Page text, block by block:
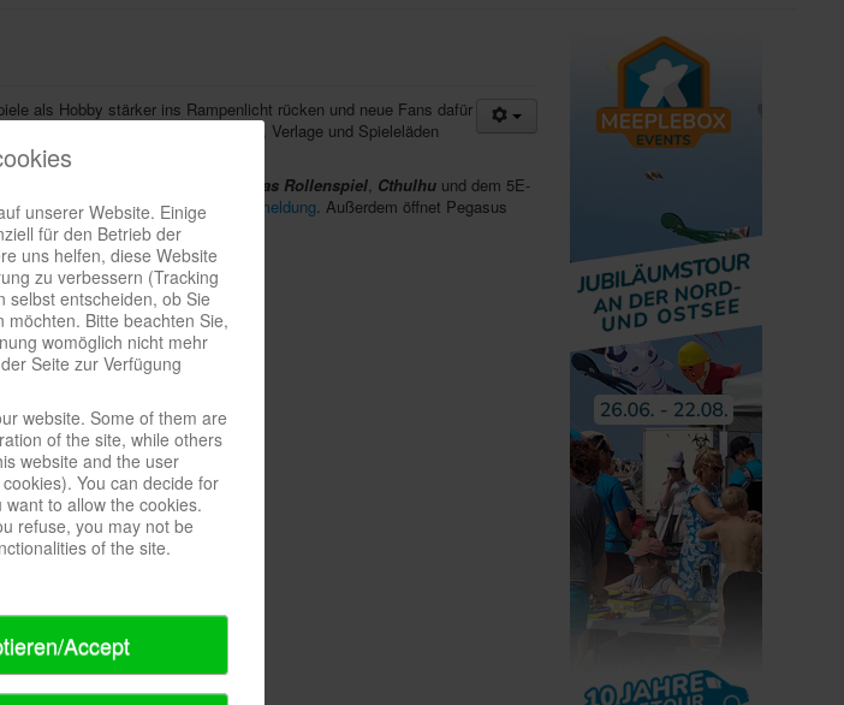
als Hobby stärker ins Rampenlicht rücken und neue Fans dafür
Vereine, Bibliotheken, Museen, Verlage und Spieleläden
von erfahrenen Spielleitungen.
zu Avatar Legends – Das Rollenspiel, Cthulhu und dem 5E-
. Nötig ist hierzu eine Voranmeldung. Außerdem öffnet Pegasus
an.
unserer Website. Einige
für den Betrieb der
uns helfen, diese Website
zu verbessern (Tracking
selbst entscheiden, ob Sie
möchten. Bitte beachten Sie,
womöglich nicht mehr
Seite zur Verfügung
website. Some of them are
of the site, while others
website and the user
You can decide for
to allow the cookies.
refuse, you may not be
of the site.
Accept